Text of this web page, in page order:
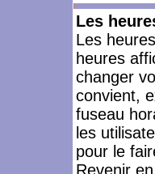
Les
Les
heures
changer
convient,
fuseau
les
pour le
Revenir